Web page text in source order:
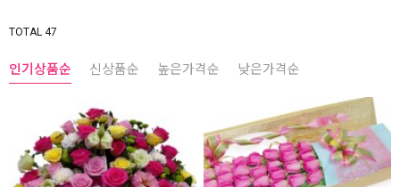
TOTAL 47
인기상품순 신상품순 높은가격순 낮은가격순